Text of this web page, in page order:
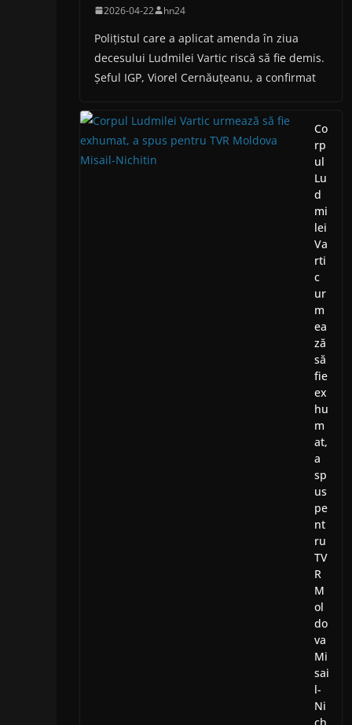
2026-04-22 hn24
Polițistul care a aplicat amenda în ziua
decesului Ludmilei Vartic riscă să fie demis.
Șeful IGP, Viorel Cernăuțeanu, a confirmat
Co
rp
ul
Lu
d
mi
lei
Va
rti
c
ur
m
ea
ză
să
fie
ex
hu
m
at,
a
sp
us
pe
nt
ru
TV
R
M
ol
do
va
Mi
sai
l-
Ni